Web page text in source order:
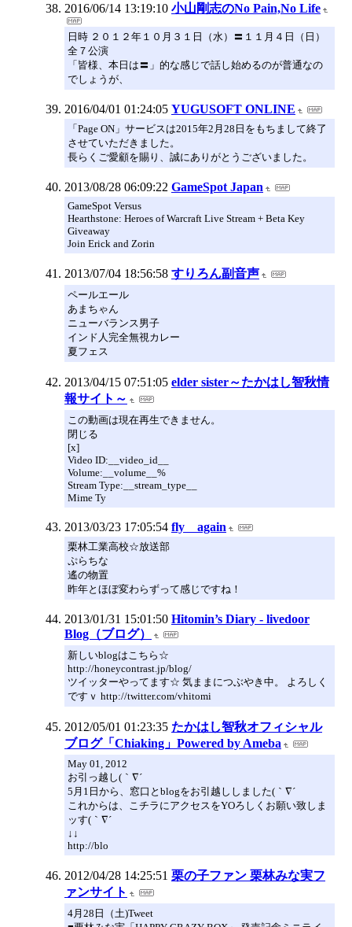
2016/06/14 13:19:10 小山剛志のNo Pain,No Life
日時 ２０１２年１０月３１日（水）〓１１月４日（日）
全７公演
「皆様、本日は〓」的な感じで話し始めるのが普通なの
でしょうが、
2016/04/01 01:24:05 YUGUSOFT ONLINE
「Page ON」サービスは2015年2月28日をもちまして終了
させていただきました。
長らくご愛顧を賜り、誠にありがとうございました。
2013/08/28 06:09:22 GameSpot Japan
GameSpot Versus
Hearthstone: Heroes of Warcraft Live Stream + Beta Key
Giveaway
Join Erick and Zorin
2013/07/04 18:56:58 すりろん副音声
ペールエール
あまちゃん
ニューバランス男子
インド人完全無視カレー
夏フェス
2013/04/15 07:51:05 elder sister～たかはし智秋情
報サイト～
この動画は現在再生できません。
閉じる
[x]
Video ID:__video_id__
Volume:__volume__%
Stream Type:__stream_type__
Mime Ty
2013/03/23 17:05:54 fly again
栗林工業高校☆放送部
ぷらちな
遙の物置
昨年とほぼ変わらずって感じですね！
2013/01/31 15:01:50 Hitomin’s Diary - livedoor
Blog（ブログ）
新しいblogはこちら☆
http://honeycontrast.jp/blog/
ツイッターやってます☆ 気ままにつぶやき中。 よろしく
ですｖ http://twitter.com/vhitomi
2012/05/01 01:23:35 たかはし智秋オフィシャル
ブログ「Chiaking」Powered by Ameba
May 01, 2012
お引っ越し(｀∇´ゞ
5月1日から、窓口とblogをお引越ししました(｀∇´ゞ
これからは、こチラにアクセスをYOろしくお願い致しま
ッす(｀∇´ゞ
↓↓
http://blo
2012/04/28 14:25:51 栗の子ファン 栗林みな実フ
ァンサイト
4月28日（土)Tweet